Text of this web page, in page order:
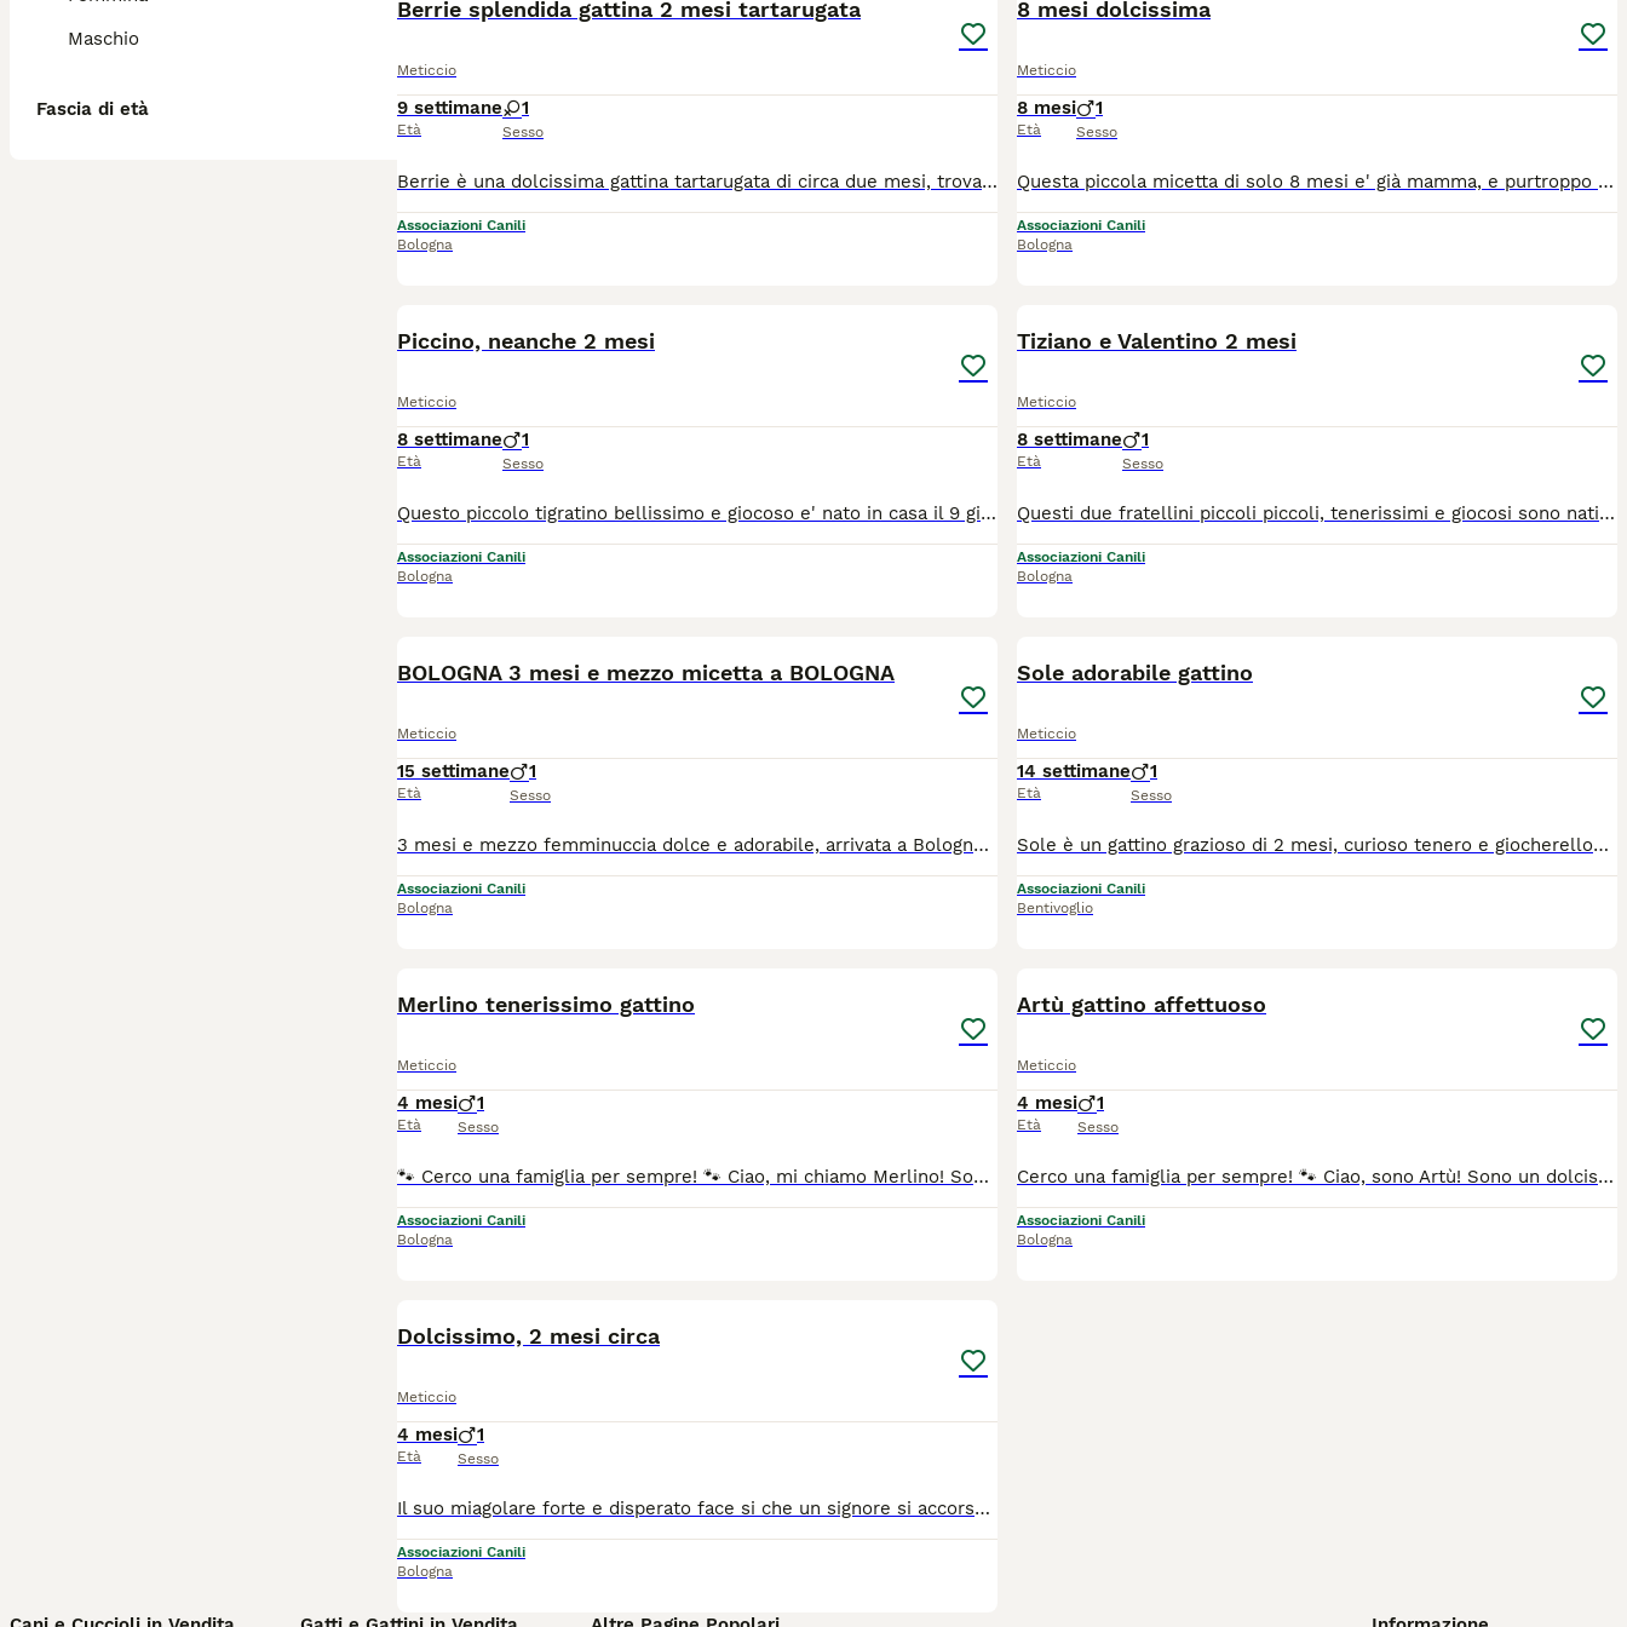
Maschio
Fascia di età
Berrie splendida gattina 2 mesi tartarugata
Meticcio
9 settimane
Età
1
Sesso
Berrie è una dolcissima gattina tartarugata di circa due mesi, trovata da sola in campagna, tra i rovi, mentre piangeva disperata. Proprio da quel luogo nasce il suo nome, ispirato ai frutti di bosco. È una gattina davvero speciale: una piccola batuffolina che fa le fusa senza sosta, come un motorino sempre acceso. Basta incontrarla per innamorarsi del suo carattere dolce e affettuoso. È estremamente mansueta ed educata. Fin dal primo momento si è comportata come una gattina di casa: ha imparato subito a usare la lettiera, accetta tranquillamente il trasportino e ama stare in braccio. È curiosa, osserva con attenzione tutto ciò che la circonda e cerca continuamente il contatto con le persone. Berrie adora la compagnia e sogna una famiglia che la accolga e la ami per tutta la vita. Si trova in Calabria, ma può raggiungere tutta Italia tramite staffetta autorizzata. Verrà affidata spulciata, vaccinata e microchippata, previo iter di preaffido. No adozione con solo giardino. Per informazioni contattare Chiara: 389 9276292. Se non doveste ricevere risposta, lasciate un breve messaggio di presentazione: sarete ricontattati al più presto.
Associazioni Canili
Bologna
8 mesi dolcissima
Meticcio
8 mesi
Età
1
Sesso
Questa piccola micetta di solo 8 mesi e' già mamma, e purtroppo anche se è nata e cresciuta in casa ora deve cercare urgentemente altra famiglia, così come i suoi cuccioli e stavolta per sempre. E' di una dolcezza disarmante. Per lei si cerca adozione solo in casa, dopo visita conoscitiva pre affido da parte di volontario. Da Palermo raggiunge tutto il Centro Nord con staffetta autorizzata ASL. Wattsapp al 3921235446 per chiedere di lei
Associazioni Canili
Bologna
Piccino, neanche 2 mesi
Meticcio
8 settimane
Età
1
Sesso
Questo piccolo tigratino bellissimo e giocoso e' nato in casa il 9 giugno scorso, e sta crescendo con la sua mamma e i suoi fratellini...ma li non può rimanere... Ne lui, ne i suoi fratellini e neppure la mamma... Ora per lui si cerca una famiglia per sempre, per adozione solo in casa, dopo visita conoscitiva pre affido da parte di volontario. Da Palermo raggiunge tutto il Centro Nord con staffetta autorizzata ASL, vaccinato e con certificato veterinario. Patrizia wattsapp 3921235446
Associazioni Canili
Bologna
Tiziano e Valentino 2 mesi
Meticcio
8 settimane
Età
1
Sesso
Questi due fratellini piccoli piccoli, tenerissimi e giocosi sono nati in casa il 9 giugno scorso, e stanno crescendo con la loro mamma e i loro fratellini...ma li non possono rimanere... Ne loro, ne i loro fratellini e neppure la mamma... Ora per loro si cerca una famiglia per sempre, ANCHE ADOZIONE SINGOLA, per adozione solo in casa, dopo visita conoscitiva pre affido da parte di volontario. Da Palermo raggiungono tutto il Centro Nord con staffetta autorizzata ASL, vaccinati e con certificato veterinario.
Associazioni Canili
Bologna
BOLOGNA 3 mesi e mezzo micetta a BOLOGNA
Meticcio
15 settimane
Età
1
Sesso
3 mesi e mezzo femminuccia dolce e adorabile, arrivata a Bologna da Palermo x cercare adozione. Abituata in casa, cerca famiglia, solo per adozione in casa in sicurezza, dopo pre affido con visita conoscitiva di volontario. Si trova a BOLOGNA lasciare whatsapp con presentazione
Associazioni Canili
Bologna
Sole adorabile gattino
Meticcio
14 settimane
Età
1
Sesso
Sole è un gattino grazioso di 2 mesi, curioso tenero e giocherellone Sua mamma è Fiv Felv negativa Sole si affida al centro nord, vaccinatochippatoe sverminato Info 3313456461
Associazioni Canili
Bentivoglio
Merlino tenerissimo gattino
Meticcio
4 mesi
Età
1
Sesso
🐾 Cerco una famiglia per sempre! 🐾 Ciao, mi chiamo Merlino! Sono un dolcissimo gattino, affettuoso e giocherellone, in cerca di una casa piena d'amore. Sono vaccinato, sverminato e spulciato, pronto per iniziare la mia nuova vita con una famiglia speciale. Adottabile previo iter di preaffido. Per maggiori informazioni, contattaci! ❤️ Roberta 3401850845
Associazioni Canili
Bologna
Artù gattino affettuoso
Meticcio
4 mesi
Età
1
Sesso
Cerco una famiglia per sempre! 🐾 Ciao, sono Artù! Sono un dolcissimo gattino, affettuoso e giocherellone, in cerca di una casa piena d'amore. Sono vaccinato, sverminato e spulciato, pronto per iniziare la mia nuova vita con una famiglia speciale. Adottabile previo iter di preaffido. Per maggiori informazioni, contattaci! ❤️ Roberta 3401850645
Associazioni Canili
Bologna
Dolcissimo, 2 mesi circa
Meticcio
4 mesi
Età
1
Sesso
Il suo miagolare forte e disperato face si che un signore si accorse di averlo nel vano motore della propria auto, una volta tirato fuori non sapeva che farsene e fu così che trovandomi li per caso decisi di farmene carico io, nella speranza di trovargli una casa, una bella adozione, una famiglia, amato e coccolato. Isidoro 🐱 … gattino di due mesi maschio color rosa cipria, il gattino è veramente molto dolce tanto quanto bello ❤️ ➡️ Basso Lazio, provincia di Latina (ad un passo da Roma); ➡️ Spulciato - Sverminato - Attualmente primo vaccino 💉 ➡️ Può viaggiare in staffetta in tutto il centro e nord Italia; ➡️ Per candidarsi alla sua adozione potete inviare un breve messaggio di presentazione al ￼349 458 3385
Associazioni Canili
Bologna